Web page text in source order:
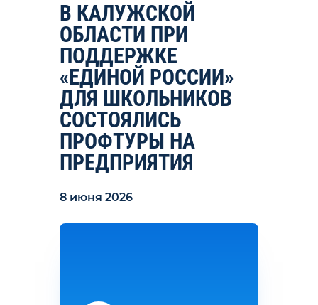
В КАЛУЖСКОЙ
ОБЛАСТИ ПРИ
ПОДДЕРЖКЕ
«ЕДИНОЙ РОССИИ»
ДЛЯ ШКОЛЬНИКОВ
СОСТОЯЛИСЬ
ПРОФТУРЫ НА
ПРЕДПРИЯТИЯ
8 июня 2026